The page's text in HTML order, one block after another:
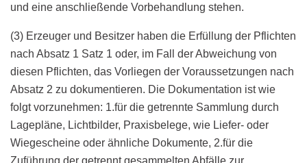
und eine anschließende Vorbehandlung stehen.
(3) Erzeuger und Besitzer haben die Erfüllung der Pflichten
nach Absatz 1 Satz 1 oder, im Fall der Abweichung von
diesen Pflichten, das Vorliegen der Voraussetzungen nach
Absatz 2 zu dokumentieren. Die Dokumentation ist wie
folgt vorzunehmen: 1.für die getrennte Sammlung durch
Lagepläne, Lichtbilder, Praxisbelege, wie Liefer- oder
Wiegescheine oder ähnliche Dokumente, 2.für die
Zuführung der getrennt gesammelten Abfälle zur